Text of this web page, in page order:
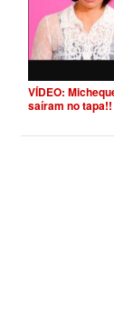
VÍDEO:
saíram no tapa!!